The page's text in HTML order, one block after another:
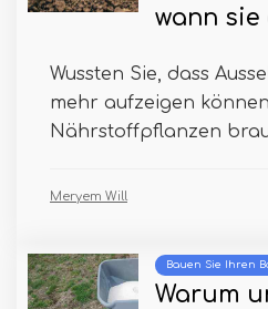
wann
Wussten Sie, dass
mehr aufzeigen
Nährstoffpflanzen
Meryem Will
Bauen Sie Ihren
Warum